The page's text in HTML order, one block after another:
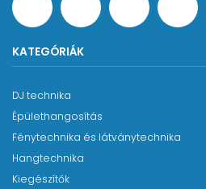
KATEGÓRIÁK
DJ technika
Épülethangosítás
Fénytechnika és látványtechnika
Hangtechnika
Kiegészítők